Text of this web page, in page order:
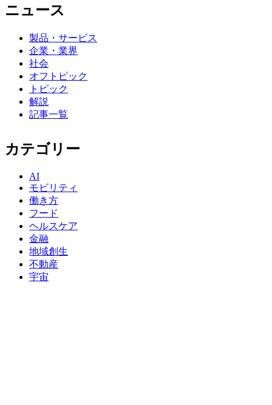
ニュース
製品・サービス
企業・業界
社会
オフトピック
トピック
解説
記事一覧
カテゴリー
AI
モビリティ
働き方
フード
ヘルスケア
金融
地域創生
不動産
宇宙